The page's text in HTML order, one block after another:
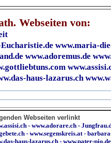
Webseiten von:
www.maria-
www.adoremus.de
haus-lazarus.ch
Webseiten verlinkt
- www.adorare.ch -
- www.segenskreis.at-
haus-lazarus.ch - www.pater-pio.de